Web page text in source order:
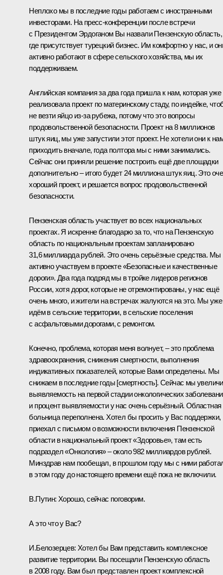
Неплохо мы в последние годы работаем с иностранными
инвесторами. На пресс‑конференции после встречи
с Президентом Эрдоганом Вы назвали Пензенскую область,
где присутствует турецкий бизнес. Им комфортно у нас, и
активно работают в сфере сельского хозяйства, мы их
поддерживаем.
Английская компания за два года пришла к нам, которая уже
реализовала проект по материнскому стаду, по индейке,
не везти яйцо из‑за рубежа, потому что это вопросы
продовольственной безопасности. Проект на 8 миллионов
штук яиц, мы уже запустили этот проект. Не хотели они к
приходить вначале, года полтора мы с ними занимались.
Сейчас они приняли решение построить ещё две площадки
дополнительно – итого будет 24 миллиона штук яиц. Это
хороший проект, и решается вопрос продовольственной
безопасности.
Пензенская область участвует во всех национальных
проектах. Я искренне благодарю за то, что на Пензенскую
область по национальным проектам запланировано
31,6 миллиарда рублей. Это очень серьёзные средства. Мы
активно участвуем в проекте «Безопасные и качественные
дороги». Два года подряд мы в тройке лидеров регионов
России, хотя дорог, которые не отремонтированы, у нас ещё
очень много, и жители на встречах жалуются на это. Мы уже
идём в сельские территории, в сельские поселения
с асфальтовыми дорогами, с ремонтом.
Конечно, проблема, которая меня волнует, – это проблема
здравоохранения, снижения смертности, выполнения
индикативных показателей, которые Вами определены. Мы
снижаем в последние годы [смертность]. Сейчас мы
выявляемость на первой стадии онкологических
и процент выявляемости у нас очень серьёзный. Областная
больница переполнена. Хотел бы просить у Вас поддержки,
приехал с письмом о возможности включения Пензенской
области в национальный проект «Здоровье», там есть
подраздел «Онкология» – около 982 миллиардов рублей.
Минздрав нам пообещал, в прошлом году мы с ними
в этом году до настоящего времени ещё пока не включили.
В.Путин: Хорошо, сейчас поговорим.
А это что у Вас?
И.Белозерцев: Хотел бы Вам представить комплексное
развитие территории. Вы посещали Пензенскую область
в 2008 году. Вам был представлен проект комплексной